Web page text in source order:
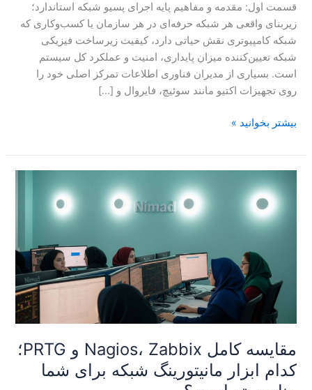
قسمت اول: مقدمه و مفاهیم پایه اجرای پسیو شبکه استاندارد؛
زیربنای واقعی هر شبکه حرفه‌ای در هر سازمان یا کسب‌وکاری که
شبکه کامپیوتری نقش حیاتی دارد، کیفیت زیرساخت فیزیکی
شبکه تعیین‌کننده میزان پایداری، امنیت و عملکرد کل سیستم
است. بسیاری از مدیران فناوری اطلاعات تمرکز اصلی خود را
روی تجهیزات اکتیو مانند سوئیچ، فایروال و […]
بیشتر بخوانید »
مقایسه کامل Nagios، Zabbix و PRTG؛
کدام ابزار مانیتورینگ شبکه برای شما
مقایسه
کامل
Nagios،
Zabbix
PRTG؛
کدام
ابزار
مانیتورینگ
برای
شما
مناسب‌تر